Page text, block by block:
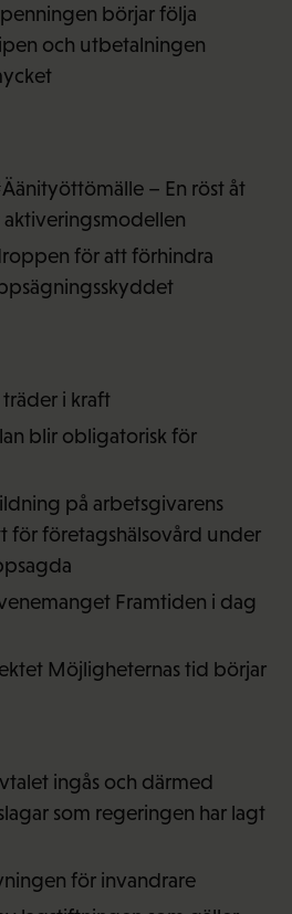
börjar följa
och utbetalningen
– En röst åt
för att förhindra
träder i kraft
blir obligatorisk för
på arbetsgivarens
för företagshälsovård under
Framtiden i dag
Möjligheternas tid börjar
ingås och därmed
som regeringen har lagt
för invandrare